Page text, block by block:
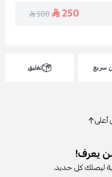
250
500
سريع تغليق
أعلى
يعرف!
ليصلك كل جديد.